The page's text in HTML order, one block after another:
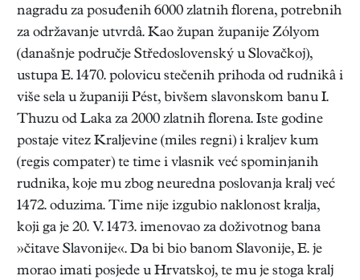
nagradu za posuđenih 6000 zlatnih florena, potrebnih
za održavanje utvrdâ. Kao župan županije Zólyom
(današnje područje Středoslovenský u Slovačkoj),
ustupa E. 1470. polovicu stečenih prihoda od rudnikâ i
više sela u županiji Pést, bivšem slavonskom banu I.
Thuzu od Laka za 2000 zlatnih florena. Iste godine
postaje vitez Kraljevine (miles regni) i kraljev kum
(regis compater) te time i vlasnik već spominjanih
rudnika, koje mu zbog neuredna poslovanja kralj već
1472. oduzima. Time nije izgubio naklonost kralja,
koji ga je 20. V. 1473. imenovao za doživotnog bana
»čitave Slavonije«. Da bi bio banom Slavonije, E. je
morao imati posjede u Hrvatskoj, te mu je stoga kralj